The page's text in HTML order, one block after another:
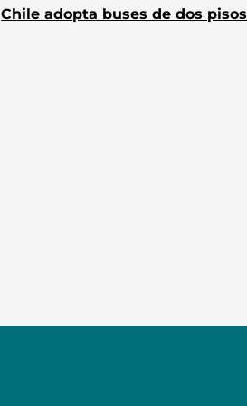
Chile adopta buses de dos pisos